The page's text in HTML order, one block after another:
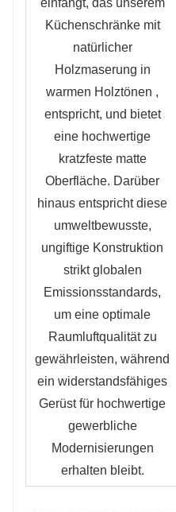
Küchenschränke mit
natürlicher
Holzmaserung in
warmen Holztönen ,
entspricht, und bietet
eine hochwertige
kratzfeste matte
Oberfläche. Darüber
hinaus entspricht diese
umweltbewusste,
ungiftige Konstruktion
strikt globalen
Emissionsstandards,
um eine optimale
Raumluftqualität zu
gewährleisten, während
ein widerstandsfähiges
Gerüst für hochwertige
gewerbliche
Modernisierungen
erhalten bleibt.